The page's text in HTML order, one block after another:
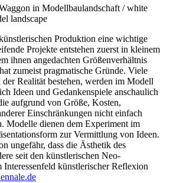
Produktion eine wichtige
Projekte entstehen zuerst in kleinem
ihnen angedachten Größenverhältnis
zumeist pragmatische Gründe. Viele
Realität bestehen, werden im Modell
Ideen und Gedankenspiele anschaulich
aufgrund von Größe, Kosten,
Einschränkungen nicht einfach
Modelle dienen dem Experiment im
zur Vermittlung von Ideen.
ungefähr, dass die Ästhetik des
seit den künstlerischen Neo-
Interessenfeld künstlerischer Reflexion